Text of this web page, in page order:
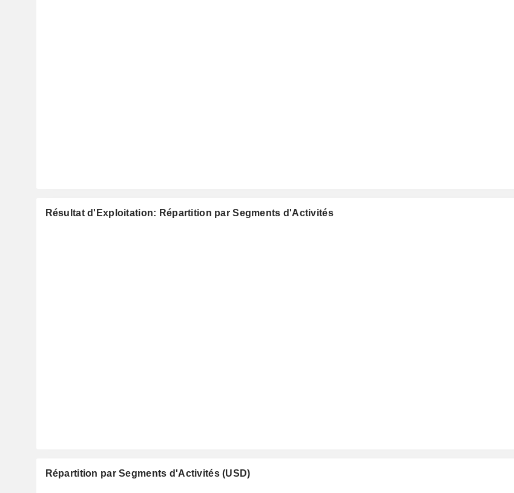
Résultat d'Exploitation: Répartition par Segments d'Activités
Répartition par Segments d'Activités (USD)